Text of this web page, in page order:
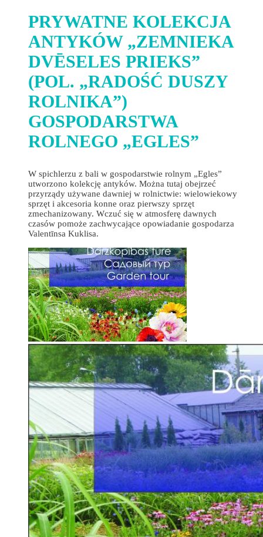
PRYWATNE KOLEKCJA
ANTYKÓW „ZEMNIEKA
DVĒSELES PRIEKS”
(POL. „RADOŚĆ DUSZY
ROLNIKA”)
GOSPODARSTWA
ROLNEGO „EGLES”
W spichlerzu z bali w gospodarstwie rolnym „Egles”
utworzono kolekcję antyków. Można tutaj obejrzeć
przyrządy używane dawniej w rolnictwie: wielowiekowy
sprzęt i akcesoria konne oraz pierwszy sprzęt
zmechanizowany. Wczuć się w atmosferę dawnych
czasów pomoże zachwycające opowiadanie gospodarza
Valentīnsa Kuklisa.